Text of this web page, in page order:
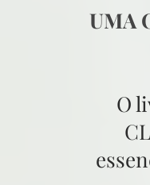
UMA
O